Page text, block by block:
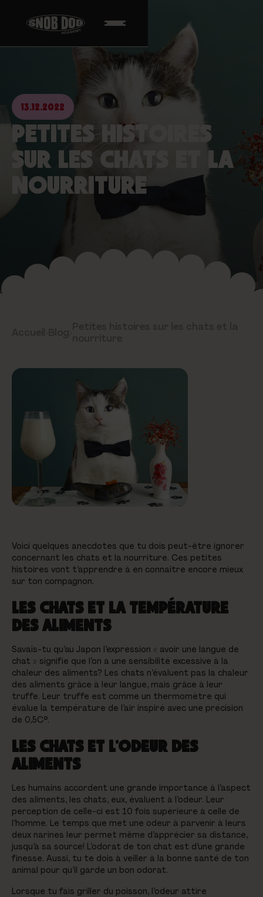
13.12.2022
PETITES HISTOIRES
SUR LES CHATS ET LA
NOURRITURE
Voici quelques anecdotes que tu dois peut-être ignorer
concernant les chats et la nourriture. Ces petites
histoires vont t’apprendre à en connaître encore mieux
sur ton compagnon.
LES CHATS ET LA TEMPÉRATURE
DES ALIMENTS
Savais-tu qu’au Japon l’expression « avoir une langue de
chat » signifie que l’on a une sensibilité excessive à la
chaleur des aliments? Les chats n’évaluent pas la chaleur
des aliments grâce à leur langue, mais grâce à leur
truffe. Leur truffe est comme un thermomètre qui
évalue la température de l’air inspiré avec une précision
de 0,5C°.
LES CHATS ET L’ODEUR DES
ALIMENTS
Les humains accordent une grande importance à l’aspect
des aliments, les chats, eux, évaluent à l’odeur. Leur
perception de celle-ci est 10 fois supérieure à celle de
l’homme. Le temps que met une odeur à parvenir à leurs
deux narines leur permet même d’apprécier sa distance,
jusqu’à sa source! L’odorat de ton chat est d’une grande
finesse. Aussi, tu te dois à veiller à la bonne santé de ton
animal pour qu’il garde un bon odorat.
Lorsque tu fais griller du poisson, l’odeur attire